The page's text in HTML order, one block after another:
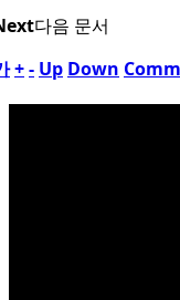
다음 문서
+- Up Down